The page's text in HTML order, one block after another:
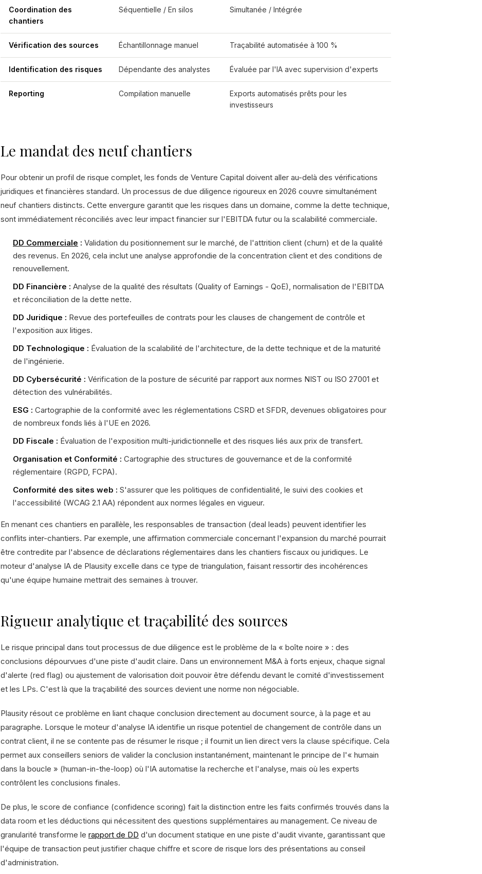
Coordination des
chantiers
Séquentielle / En silos Simultanée / Intégrée
Vérification des sources Échantillonnage manuel Traçabilité automatisée à 100 %
Identification des risques Dépendante des analystes Évaluée par l'IA avec supervision d'experts
Reporting Compilation manuelle
Exports automatisés prêts pour les
investisseurs
Le mandat des neuf chantiers
Pour obtenir un profil de risque complet, les fonds de Venture Capital doivent aller au-delà des vérifications
juridiques et financières standard. Un processus de due diligence rigoureux en 2026 couvre simultanément
neuf chantiers distincts. Cette envergure garantit que les risques dans un domaine, comme la dette technique,
sont immédiatement réconciliés avec leur impact financier sur l'EBITDA futur ou la scalabilité commerciale.
DD Commerciale : Validation du positionnement sur le marché, de l'attrition client (churn) et de la qualité
des revenus. En 2026, cela inclut une analyse approfondie de la concentration client et des conditions de
renouvellement.
DD Financière : Analyse de la qualité des résultats (Quality of Earnings - QoE), normalisation de l'EBITDA
et réconciliation de la dette nette.
DD Juridique : Revue des portefeuilles de contrats pour les clauses de changement de contrôle et
l'exposition aux litiges.
DD Technologique : Évaluation de la scalabilité de l'architecture, de la dette technique et de la maturité
de l'ingénierie.
DD Cybersécurité : Vérification de la posture de sécurité par rapport aux normes NIST ou ISO 27001 et
détection des vulnérabilités.
ESG : Cartographie de la conformité avec les réglementations CSRD et SFDR, devenues obligatoires pour
de nombreux fonds liés à l'UE en 2026.
DD Fiscale : Évaluation de l'exposition multi-juridictionnelle et des risques liés aux prix de transfert.
Organisation et Conformité : Cartographie des structures de gouvernance et de la conformité
réglementaire (RGPD, FCPA).
Conformité des sites web : S'assurer que les politiques de confidentialité, le suivi des cookies et
l'accessibilité (WCAG 2.1 AA) répondent aux normes légales en vigueur.
En menant ces chantiers en parallèle, les responsables de transaction (deal leads) peuvent identifier les
conflits inter-chantiers. Par exemple, une affirmation commerciale concernant l'expansion du marché pourrait
être contredite par l'absence de déclarations réglementaires dans les chantiers fiscaux ou juridiques. Le
moteur d'analyse IA de Plausity excelle dans ce type de triangulation, faisant ressortir des incohérences
qu'une équipe humaine mettrait des semaines à trouver.
Rigueur analytique et traçabilité des sources
Le risque principal dans tout processus de due diligence est le problème de la « boîte noire » : des
conclusions dépourvues d'une piste d'audit claire. Dans un environnement M&A à forts enjeux, chaque signal
d'alerte (red flag) ou ajustement de valorisation doit pouvoir être défendu devant le comité d'investissement
et les LPs. C'est là que la traçabilité des sources devient une norme non négociable.
Plausity résout ce problème en liant chaque conclusion directement au document source, à la page et au
paragraphe. Lorsque le moteur d'analyse IA identifie un risque potentiel de changement de contrôle dans un
contrat client, il ne se contente pas de résumer le risque ; il fournit un lien direct vers la clause spécifique. Cela
permet aux conseillers seniors de valider la conclusion instantanément, maintenant le principe de l'« humain
dans la boucle » (human-in-the-loop) où l'IA automatise la recherche et l'analyse, mais où les experts
contrôlent les conclusions finales.
De plus, le score de confiance (confidence scoring) fait la distinction entre les faits confirmés trouvés dans la
data room et les déductions qui nécessitent des questions supplémentaires au management. Ce niveau de
granularité transforme le rapport de DD d'un document statique en une piste d'audit vivante, garantissant que
l'équipe de transaction peut justifier chaque chiffre et score de risque lors des présentations au conseil
d'administration.